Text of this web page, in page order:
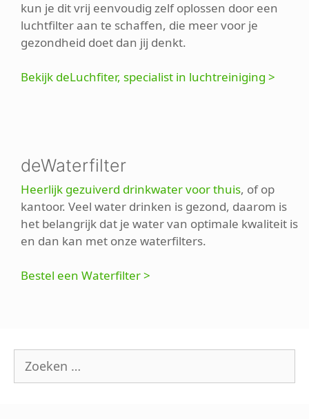
kun je dit vrij eenvoudig zelf oplossen door een
luchtfilter aan te schaffen, die meer voor je
gezondheid doet dan jij denkt.
Bekijk deLuchfiter, specialist in luchtreiniging >
deWaterfilter
Heerlijk gezuiverd drinkwater voor thuis, of op
kantoor. Veel water drinken is gezond, daarom is
het belangrijk dat je water van optimale kwaliteit is
en dan kan met onze waterfilters.
Bestel een Waterfilter >
Zoek
naar: